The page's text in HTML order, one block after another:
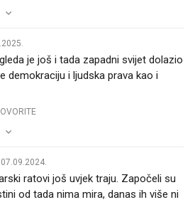
je još i tada zapadni svijet dolazio
demokraciju i ljudska prava kao i
07.09.2024.
ratovi još uvjek traju. Započeli su
od tada nima mira, danas ih više ni